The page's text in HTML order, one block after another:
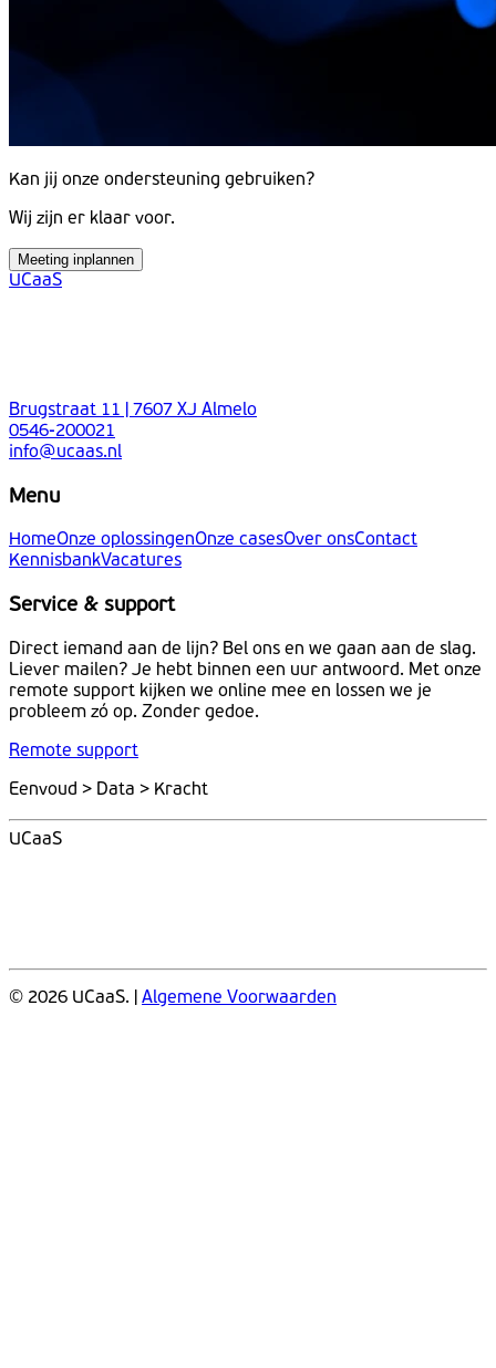
Kan jij onze ondersteuning gebruiken?
Wij zijn er klaar voor.
Meeting inplannen
UCaaS
Brugstraat 11 | 7607 XJ Almelo
0546-200021
info@ucaas.nl
Menu
HomeOnze oplossingenOnze casesOver onsContact
KennisbankVacatures
Service & support
Direct iemand aan de lijn? Bel ons en we gaan aan de slag.
Liever mailen? Je hebt binnen een uur antwoord. Met onze
remote support kijken we online mee en lossen we je
probleem zó op. Zonder gedoe.
Remote support
Eenvoud > Data > Kracht
UCaaS
© 2026 UCaaS. | Algemene Voorwaarden